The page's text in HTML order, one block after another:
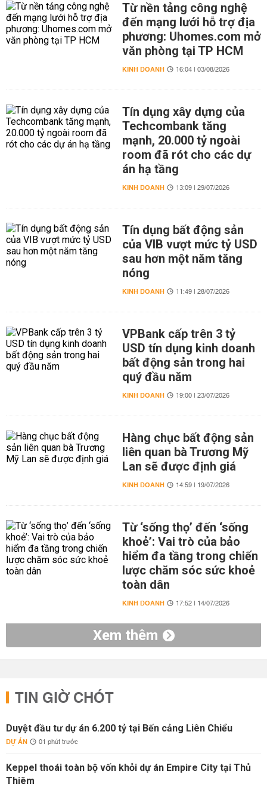
Từ nền tảng công nghệ
đến mạng lưới hỗ trợ địa
phương: Uhomes.com mở
văn phòng tại TP HCM
KINH DOANH 16:04 | 03/08/2026
Tín dụng xây dựng của
Techcombank tăng
mạnh, 20.000 tỷ ngoài
room đã rót cho các dự
án hạ tầng
KINH DOANH 13:09 | 29/07/2026
Tín dụng bất động sản
của VIB vượt mức tỷ USD
sau hơn một năm tăng
nóng
KINH DOANH 11:49 | 28/07/2026
VPBank cấp trên 3 tỷ
USD tín dụng kinh doanh
bất động sản trong hai
quý đầu năm
KINH DOANH 19:00 | 23/07/2026
Hàng chục bất động sản
liên quan bà Trương Mỹ
Lan sẽ được định giá
KINH DOANH 14:59 | 19/07/2026
Từ ‘sống thọ’ đến ‘sống
khoẻ’: Vai trò của bảo
hiểm đa tầng trong chiến
lược chăm sóc sức khoẻ
toàn dân
KINH DOANH 17:52 | 14/07/2026
Xem thêm
TIN GIỜ CHÓT
Duyệt đầu tư dự án 6.200 tỷ tại Bến cảng Liên Chiểu
DỰ ÁN 01 phút trước
Keppel thoái toàn bộ vốn khỏi dự án Empire City tại Thủ
Thiêm